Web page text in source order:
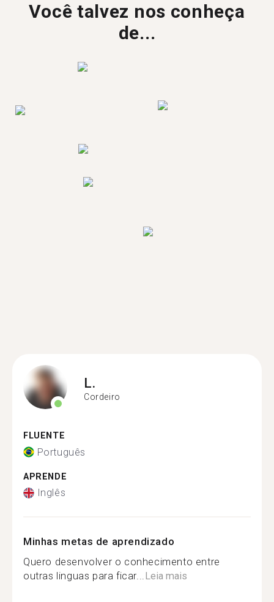
Você talvez nos conheça
de...
L.
Cordeiro
FLUENTE
Português
APRENDE
Inglês
Minhas metas de aprendizado
Quero desenvolver o conhecimento entre
outras linguas para ficar...Leia mais